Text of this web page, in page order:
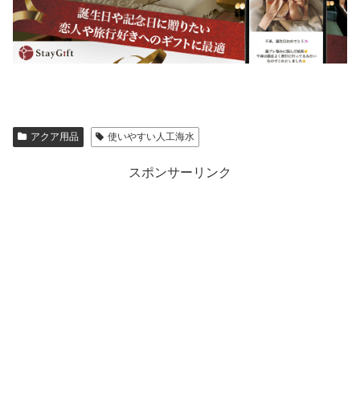
アクア用品 使いやすい人工海水
スポンサーリンク